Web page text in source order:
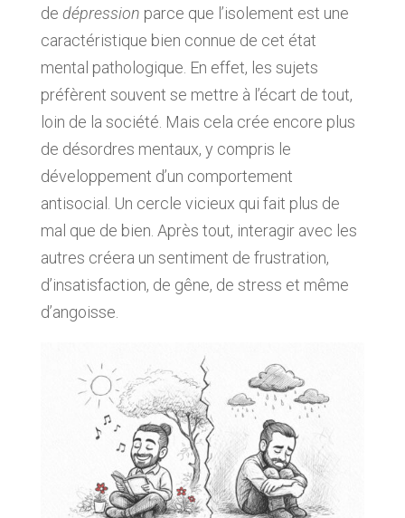
de dépression parce que l’isolement est une
caractéristique bien connue de cet état
mental pathologique. En effet, les sujets
préfèrent souvent se mettre à l’écart de tout,
loin de la société. Mais cela crée encore plus
de désordres mentaux, y compris le
développement d’un comportement
antisocial. Un cercle vicieux qui fait plus de
mal que de bien. Après tout, interagir avec les
autres créera un sentiment de frustration,
d’insatisfaction, de gêne, de stress et même
d’angoisse.